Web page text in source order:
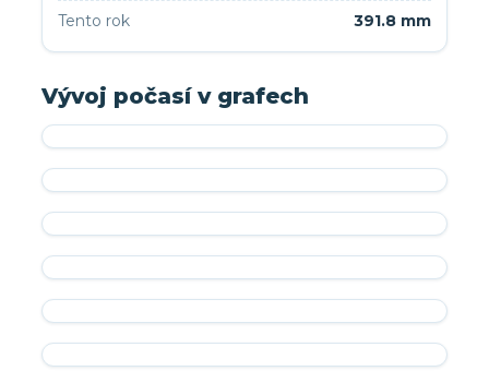
Tento rok 391.8 mm
Vývoj počasí v grafech